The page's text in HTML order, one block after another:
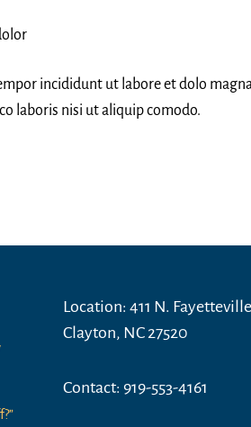
incididunt ut labore et dolo magna
laboris nisi ut aliquip comodo.
Location: 411 N.
Clayton, NC 27520
Contact: 919-553-4161